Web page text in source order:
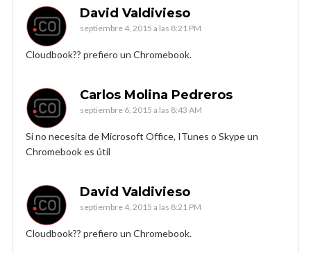
David Valdivieso
septiembre 4, 2015 a las 8:21 PM
Cloudbook?? prefiero un Chromebook.
Carlos Molina Pedreros
septiembre 6, 2015 a las 8:43 AM
Si no necesita de Microsoft Office, ITunes o Skype un
Chromebook es útil
David Valdivieso
septiembre 4, 2015 a las 8:21 PM
Cloudbook?? prefiero un Chromebook.